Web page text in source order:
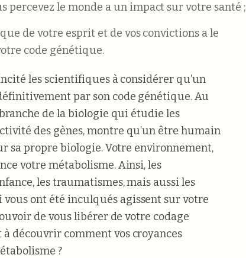
percevez le monde a un impact sur votre santé ;
de votre esprit et de vos convictions a le
code génétique.
les scientifiques à considérer qu’un
par son code génétique. Au
de la biologie qui étudie les
des gènes, montre qu’un être humain
sa propre biologie. Votre environnement,
votre métabolisme. Ainsi, les
les traumatismes, mais aussi les
ont été inculqués agissent sur votre
de vous libérer de votre codage
découvrir comment vos croyances
?